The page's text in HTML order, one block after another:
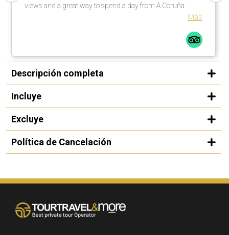
views and a great way to spend a day from A Coruña.
Más
Descripción completa
Incluye
Excluye
Política de Cancelación